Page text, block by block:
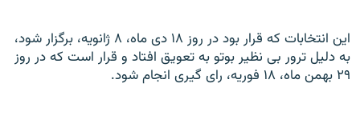
اين انتخابات که قرار بود در روز ۱۸ دی ماه، ۸ ژانويه، برگزار شود،
به دليل ترور بی نظير بوتو به تعويق افتاد و قرار است که در روز
۲۹ بهمن ماه، ۱۸ فوريه، رای گيری انجام شود.